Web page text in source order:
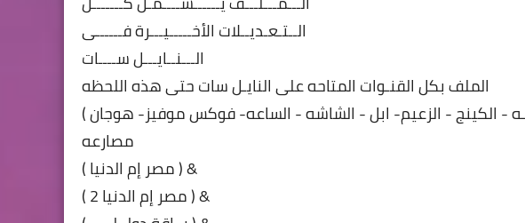
الــتـعـديــلات الأخـــــيـــرة فــــــى
الـــنــايـــل ســــات
الملف بكل القنـوات المتاحه على النايـل سات حتى هذه اللحظه
( الشــرق ديسكفــــرى-بطـــــوط-المحروسـه - الكينج - الزعيم- ابل - الشاشه - الساعه- فوكس موفيز- هوجان
مصارعه
( مصر إم الدنيا ) &
( مصر إم الدنيا 2 ) &